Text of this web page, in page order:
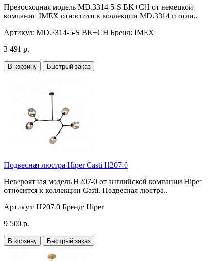
Превосходная модель MD.3314-5-S BK+CH от немецкой
компании IMEX относится к коллекции MD.3314 и отли..
Артикул: MD.3314-5-S BK+CH Бренд: IMEX
3 491 р.
В корзину Быстрый заказ
Подвесная люстра Hiper Casti H207-0
Невероятная модель H207-0 от английской компании Hiper
относится к коллекции Casti. Подвесная люстра..
Артикул: H207-0 Бренд: Hiper
9 500 р.
В корзину Быстрый заказ